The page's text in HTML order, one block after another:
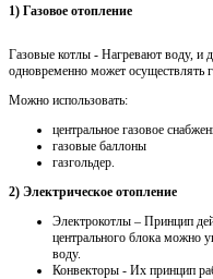
1) Газовое отопление
Газовые котлы - Нагревают воду, и
одновременно может осуществлять
Можно использовать:
центральное газовое
газовые баллоны
газгольдер.
2) Электрическое отопление
Электрокотлы – Принцип
центрального блока можно
воду.
Конвекторы - Их принцип